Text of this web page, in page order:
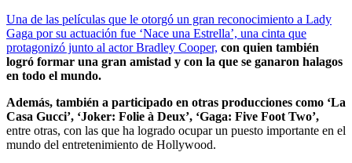
Una de las películas que le otorgó un gran reconocimiento a Lady
Gaga por su actuación fue ‘Nace una Estrella’, una cinta que
protagonizó junto al actor Bradley Cooper, con quien también
logró formar una gran amistad y con la que se ganaron halagos
en todo el mundo.
Además, también a participado en otras producciones como ‘La
Casa Gucci’, ‘Joker: Folie à Deux’, ‘Gaga: Five Foot Two’,
entre otras, con las que ha logrado ocupar un puesto importante en el
mundo del entretenimiento de Hollywood.